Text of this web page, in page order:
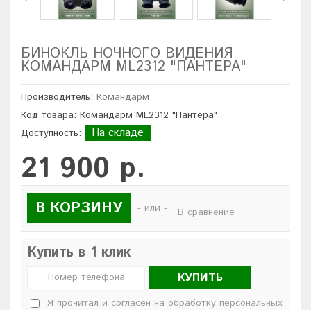
БИНОКЛЬ НОЧНОГО ВИДЕНИЯ
КОМАНДАРМ ML2312 "ПАНТЕРА"
Производитель: Командарм
Код товара: Командарм ML2312 "Пантера"
Доступность:
На складе
21 900 р.
В КОРЗИНУ - или - В сравнение
Купить в 1 клик
КУПИТЬ
Я прочитал и согласен на обработку персональных